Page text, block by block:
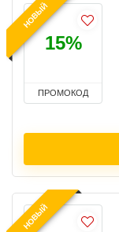
НОВЫЙ
15%
ПРОМОКОД
НОВЫЙ